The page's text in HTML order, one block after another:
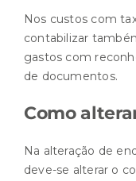
Nos custos com
contabilizar
gastos com
de documentos.
Como
Na alteração de
deve-se alterar o